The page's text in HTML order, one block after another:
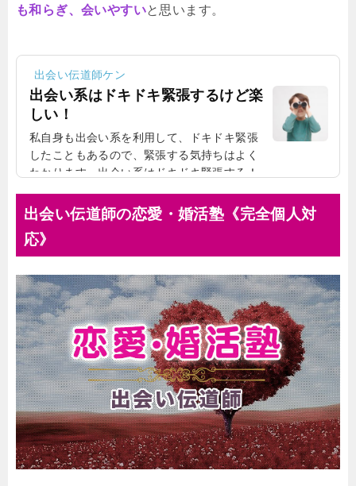
も和らぎ、会いやすいと思います。
出会い伝道師ケン
出会い系はドキドキ緊張するけど楽
しい！
私自身も出会い系を利用して、ドキドキ緊張
したこともあるので、緊張する気持ちはよく
わかります。出会い系はドキドキ緊張する！
こそ、ドキドキ緊張するものです。「どんな
ひとが来るのだろう」「変なひとが来ないだ
ろうか」と緊張することもあります。私自身
も、出会い系に慣れていないころは、特に緊
張したのでよくわかります。あまりにも緊張
すると、食べるのも歩くのもままならないほ
どです。鼓動が鳴るのが聞こえて、緊張して
いるのがよくわかります。出会い系で緊張す
るのは、誰にでも...
出会い伝道師の恋愛・婚活塾《完全個人対
応》